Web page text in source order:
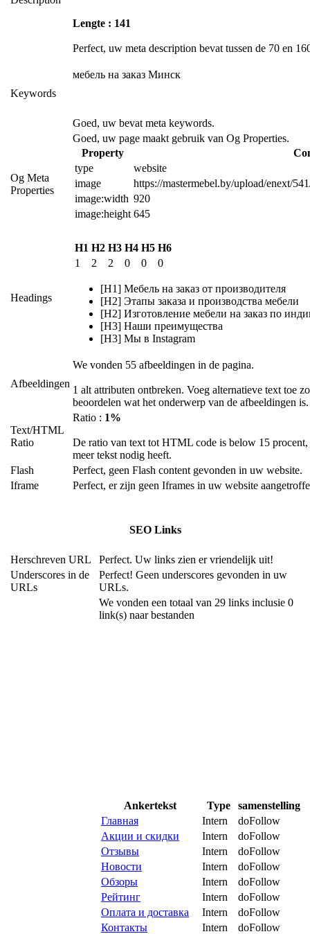
Lengte : 141
Perfect, uw meta description bevat tussen de 70 en
Keywords
мебель на заказ Минск
Goed, uw bevat meta keywords.
Og Meta
Properties
Goed, uw page maakt gebruik van Og Properties.
Property
type
website
image
https://mastermebel.by/upload/enext/
image:width 920
image:height 645
Headings
H1 H2 H3 H4 H5 H6
1
2 2 0 0 0
[H1] Мебель на заказ от производителя
[H2] Этапы заказа и производства мебели
[H2] Изготовление мебели на заказ по
[H3] Наши преимущества
[H3] Мы в Instagram
Afbeeldingen
We vonden 55 afbeeldingen in de pagina.
1 alt attributen ontbreken. Voeg alternatieve text toe
beoordelen wat het onderwerp van de afbeeldingen is.
Text/HTML
Ratio
Ratio : 1%
De ratio van text tot HTML code is below 15
meer tekst nodig heeft.
Flash
Perfect, geen Flash content gevonden in uw website.
Iframe
Perfect, er zijn geen Iframes in uw website
SEO Links
Herschreven URL
Perfect. Uw links zien er vriendelijk uit!
Underscores in de
URLs
Perfect! Geen underscores gevonden in uw
URLs.
We vonden een totaal van 29 links inclusie 0
link(s) naar bestanden
Ankertekst Type
samenstelling
Главная
Intern
doFollow
Акции и скидки
Intern
doFollow
Отзывы
Intern
doFollow
Новости
Intern
doFollow
Обзоры
Intern
doFollow
Рейтинг
Intern
doFollow
Оплата и доставка
Intern
doFollow
Контакты
Intern doFollow